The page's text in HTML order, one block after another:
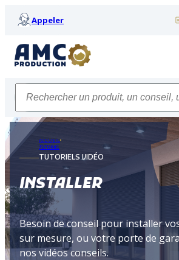
Appeler
ACCUEIL
TUTORIEL
TUTORIELS VIDÉO
INSTALLER
Besoin de conseil pour installer
sur mesure, ou votre porte de
nos vidéos conseils.